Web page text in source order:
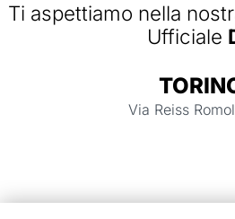
Ti aspettiamo nella
Ufficiale
Via Reiss